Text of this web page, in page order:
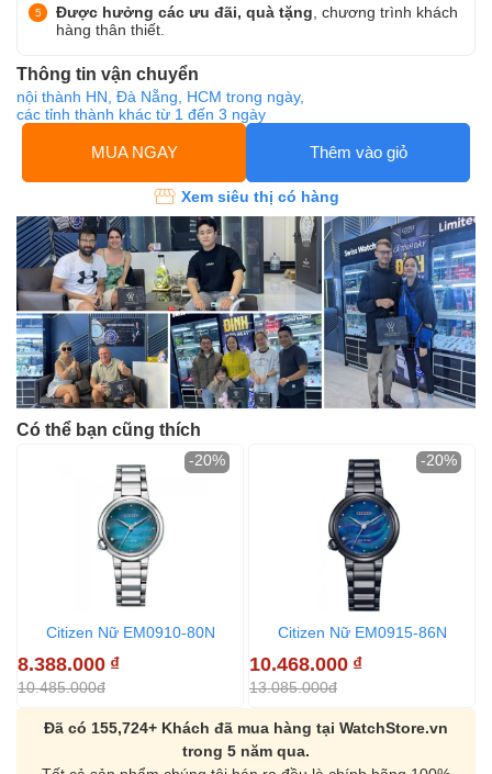
Được hưởng các ưu đãi, quà tặng , chương trình khách
hàng thân thiết.
Thông tin vận chuyển
nội thành HN, Đà Nẵng, HCM trong ngày,
các tỉnh thành khác từ 1 đến 3 ngày
MUA NGAY Thêm vào giỏ
Xem siêu thị có hàng
Có thể bạn cũng thích
Citizen Nữ EM0910-80N
8.388.000 ₫
10.485.000đ
-20%
Citizen Nữ EM0915-86N
10.468.000 ₫
13.085.000đ
-20%
Đã có 155,724+ Khách đã mua hàng tại WatchStore.vn
trong 5 năm qua.